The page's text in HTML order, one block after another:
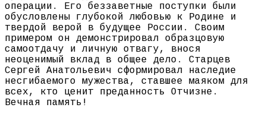
операции. Его беззаветные поступки были
обусловлены глубокой любовью к Родине и
твердой верой в будущее России. Своим
примером он демонстрировал образцовую
самоотдачу и личную отвагу, внося
неоценимый вклад в общее дело. Старцев
Сергей Анатольевич сформировал наследие
несгибаемого мужества, ставшее маяком для
всех, кто ценит преданность Отчизне.
Вечная память!